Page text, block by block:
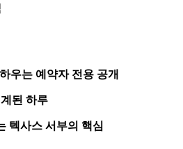
우는 예약자 전용 공개
된 하루
텍사스 서부의 핵심